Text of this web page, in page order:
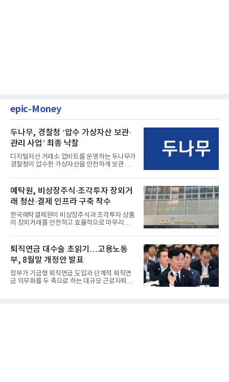
epic-Money
두나무, 경찰청 ‘압수 가상자산 보관·
관리 사업’ 최종 낙찰
디지털자산 거래소 업비트를 운영하는 두나무가
경찰청이 압수한 가상자산을 안전하게 보관·관
예탁원, 비상장주식·조각투자 장외거
래 청산·결제 인프라 구축 착수
한국예탁결제원이 비상장주식과 조각투자 상품
의 장외거래를 안전하고 효율적으로 마무리하기
퇴직연금 대수술 초읽기…고용노동
부, 8월말 개정안 발표
정부가 기금형 퇴직연금 도입과 단계적 퇴직연
금 의무화를 두 축으로 하는 대규모 근로자퇴직